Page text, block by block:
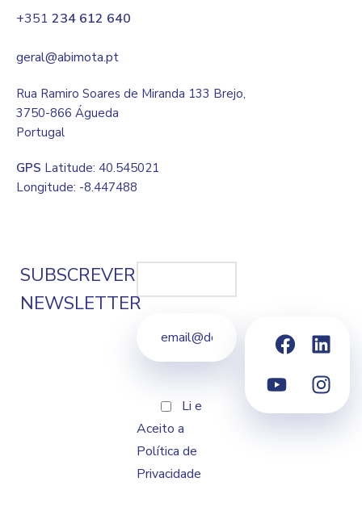
+351 234 612 640
geral@abimota.pt
Rua Ramiro Soares de Miranda 133 Brejo,
3750-866 Águeda
Portugal
GPS Latitude: 40.545021
Longitude: -8.447488
SUBSCREVER
NEWSLETTER
Li e
Aceito a
Política de
Privacidade